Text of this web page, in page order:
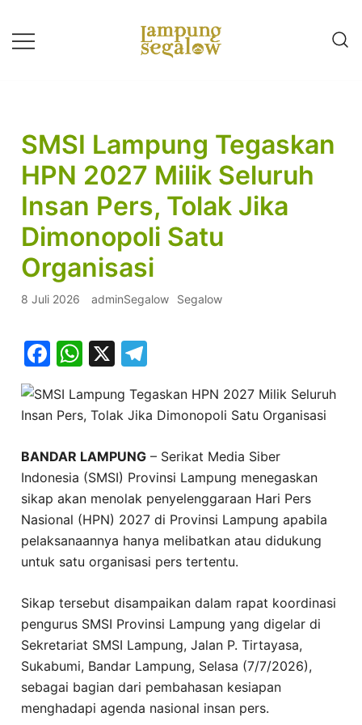
ke
konten
SMSI Lampung Tegaskan
HPN 2027 Milik Seluruh
Insan Pers, Tolak Jika
Dimonopoli Satu
Organisasi
8 Juli 2026 adminSegalow Segalow
Facebook
WhatsApp
X
BANDAR LAMPUNG – Serikat Media Siber
Indonesia (SMSI) Provinsi Lampung menegaskan
sikap akan menolak penyelenggaraan Hari Pers
Nasional (HPN) 2027 di Provinsi Lampung apabila
pelaksanaannya hanya melibatkan atau didukung
untuk satu organisasi pers tertentu.
Sikap tersebut disampaikan dalam rapat koordinasi
pengurus SMSI Provinsi Lampung yang digelar di
Sekretariat SMSI Lampung, Jalan P. Tirtayasa,
Sukabumi, Bandar Lampung, Selasa (7/7/2026),
sebagai bagian dari pembahasan kesiapan
menghadapi agenda nasional insan pers.